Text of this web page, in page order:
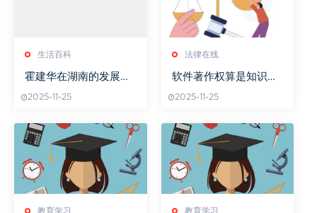
生活百科
霍建华在湖南的发展轨
2025-11-25
法律在线
软件著作权算是知识产
2025-11-25
教育学习 教育学习